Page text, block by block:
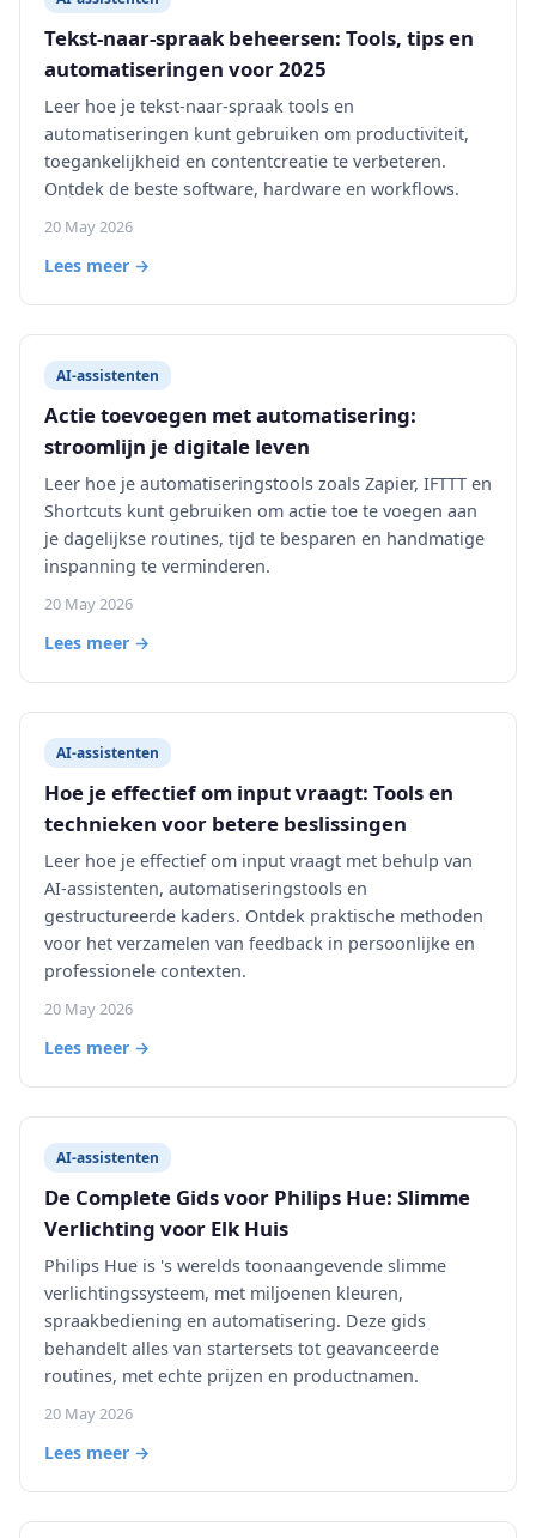
Tekst-naar-spraak beheersen: Tools, tips en
automatiseringen voor 2025
Leer hoe je tekst-naar-spraak tools en
automatiseringen kunt gebruiken om productiviteit,
toegankelijkheid en contentcreatie te verbeteren.
Ontdek de beste software, hardware en workflows.
20 May 2026
Lees meer →
AI-assistenten
Actie toevoegen met automatisering:
stroomlijn je digitale leven
Leer hoe je automatiseringstools zoals Zapier, IFTTT en
Shortcuts kunt gebruiken om actie toe te voegen aan
je dagelijkse routines, tijd te besparen en handmatige
inspanning te verminderen.
20 May 2026
Lees meer →
AI-assistenten
Hoe je effectief om input vraagt: Tools en
technieken voor betere beslissingen
Leer hoe je effectief om input vraagt met behulp van
AI-assistenten, automatiseringstools en
gestructureerde kaders. Ontdek praktische methoden
voor het verzamelen van feedback in persoonlijke en
professionele contexten.
20 May 2026
Lees meer →
AI-assistenten
De Complete Gids voor Philips Hue: Slimme
Verlichting voor Elk Huis
Philips Hue is 's werelds toonaangevende slimme
verlichtingssysteem, met miljoenen kleuren,
spraakbediening en automatisering. Deze gids
behandelt alles van startersets tot geavanceerde
routines, met echte prijzen en productnamen.
20 May 2026
Lees meer →